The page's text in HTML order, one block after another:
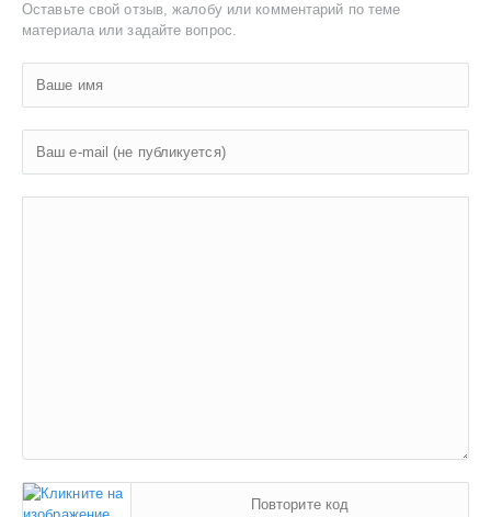
Оставьте свой отзыв, жалобу или комментарий по теме
материала или задайте вопрос.